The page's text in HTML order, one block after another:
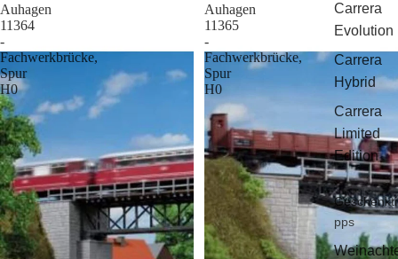
Carrera
Evolution
Carrera
Hybrid
Carrera
Limited
Edition
Geschenkti
pps
Auhagen
11364
-
Fachwerkbrücke,
Spur
H0
Auhagen
11365
-
Fachwerkbrücke,
Spur
H0